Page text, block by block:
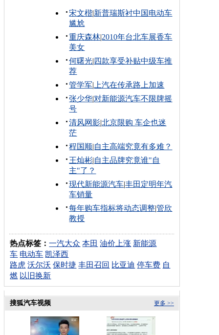
宋文楷|新普瑞斯衬中国电动车
尴尬
重庆森林|2010年台北车展香车
美女
何曙光| 四款享受补贴中级车推
荐
管学军| 上汽在传承路上加速
张少华|对新能源汽车不限牌摇
号
清风网影|北京限购 车企也迷
茫
程国顺|自主高端究竟有多难？
王灿彬|自主品牌究竟谁"自
主"了？
现代新能源汽车|丰田定明年汽
车销量
每年购车指标将动态调整|管欣
教授
热点标签：一汽大众 本田 油价上涨 新能源
车 电动车 凯泽西
路虎 沃尔沃 保时捷 丰田召回 比亚迪 停车费 自
燃 以旧换新
更多 >>
搜狐汽车视频